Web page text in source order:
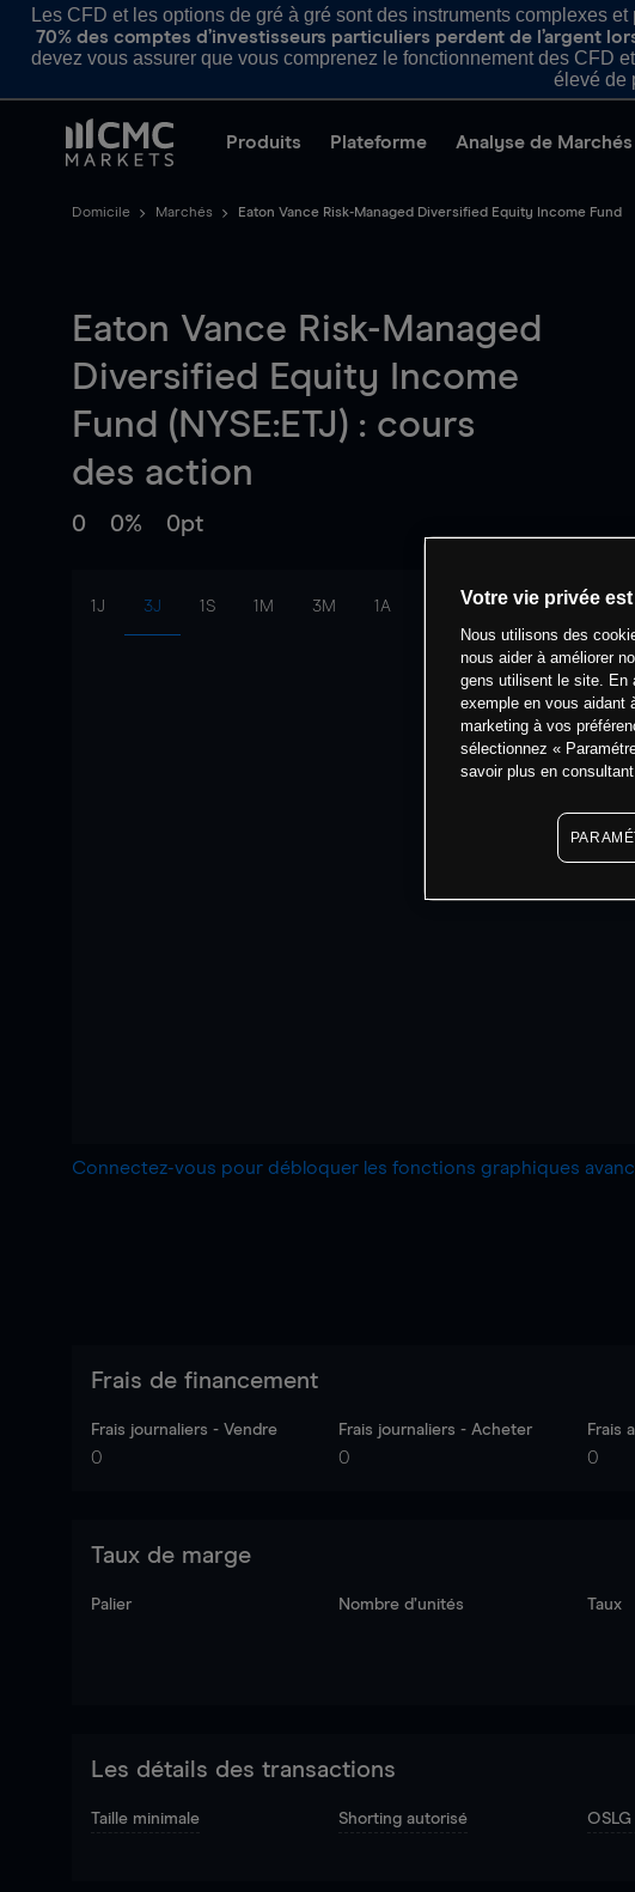
Les CFD et les options de gré à gré sont des instruments complexes
70% des comptes d’investisseurs particuliers perdent de l’argent
devez vous assurer que vous comprenez le fonctionnement des CFD
élevé de
Produits Plateforme Analyse de Marchés
Domicile Marchés Eaton Vance Risk-Managed Diversified Equity Income Fund
Eaton Vance Risk-Managed
Diversified Equity Income
Fund (NYSE:ETJ) : cours
des action
0 0% 0pt
1J 3J 1S 1M 3M 1A intervalle:10 min
Connectez-vous pour débloquer les fonctions graphiques
Frais de financement
Frais journaliers - Vendre
0
Frais journaliers - Acheter
0
Frais
0
Taux de marge
Palier Nombre d’unités Taux
Les détails des transactions
Taille minimale Shorting autorisé
Votre vie privée
Nous utilisons des
nous aider à améliorer
gens utilisent le site. En
exemple en vous aidant
marketing à vos
sélectionnez «
savoir plus en